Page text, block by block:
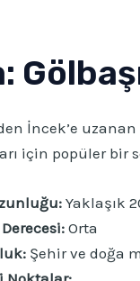
İncek’e
için popüler bir
Yaklaşık
Orta
Şehir ve doğa